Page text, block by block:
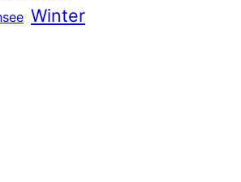
Winter